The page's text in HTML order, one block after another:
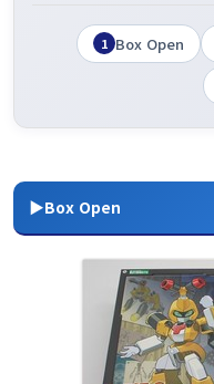
1 Box Open
▶Box Open